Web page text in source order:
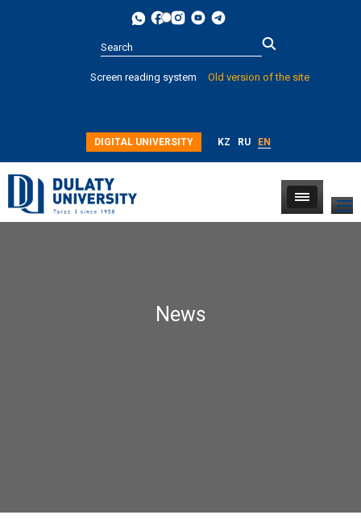
more
Screen reading system Old version of the site
DIGITAL UNIVERSITY KZ RU EN
News